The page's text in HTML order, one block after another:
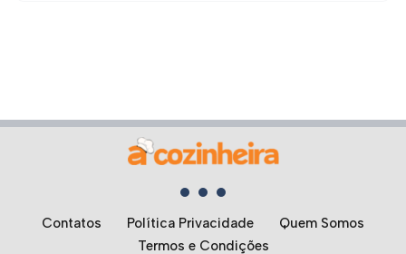
Contatos Política Privacidade
Quem Somos
Termos e Condições